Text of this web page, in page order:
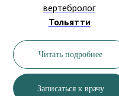
вертебролог
Тольятти
Читать подробнее
Записаться к врачу